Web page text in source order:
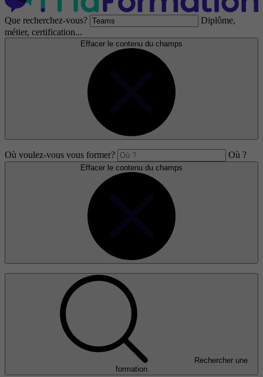
Que recherchez-vous?
Diplôme,
métier, certification...
Effacer le contenu du champs
Où voulez-vous vous former? Où ?
Effacer le contenu du champs
Rechercher une
formation